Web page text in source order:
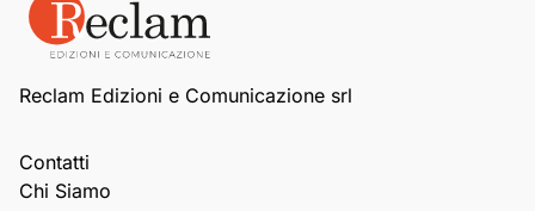
Reclam Edizioni e Comunicazione srl
Contatti
Chi Siamo